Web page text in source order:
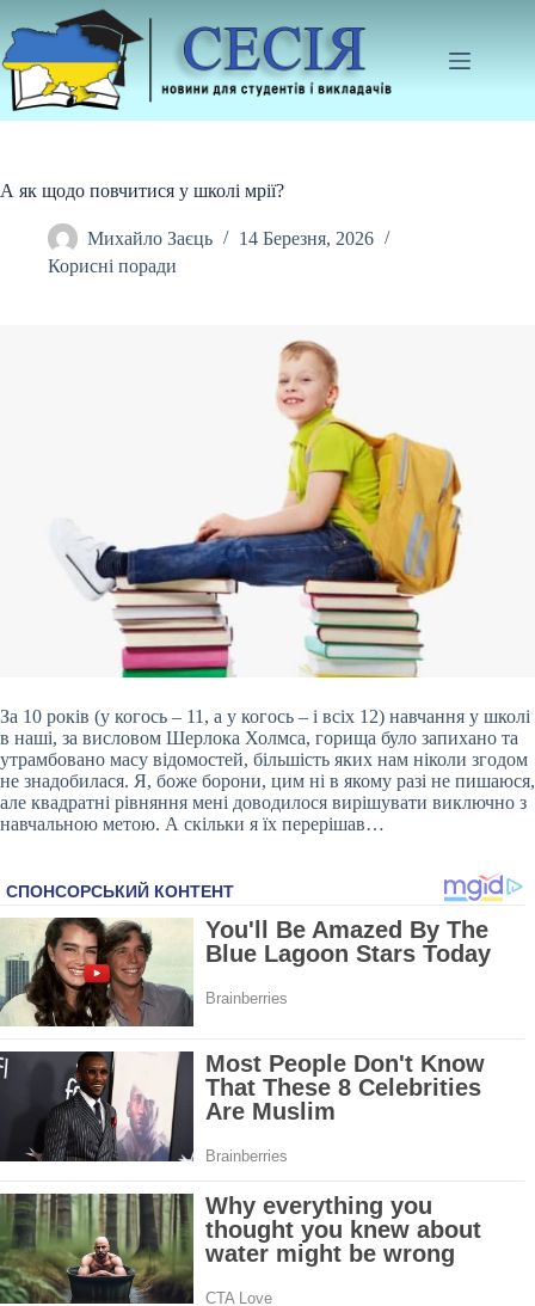
до
вмісту
А як щодо повчитися у школі мрії?
Михайло Заєць
14 Березня, 2026
Корисні поради
За 10 років (у когось – 11, а у когось – і всіх 12) навчання у школі
в наші, за висловом Шерлока Холмса, горища було запихано та
утрамбовано масу відомостей, більшість яких нам ніколи згодом
не знадобилася. Я, боже борони, цим ні в якому разі не пишаюся,
але квадратні рівняння мені доводилося вирішувати виключно з
навчальною метою. А скільки я їх перерішав…